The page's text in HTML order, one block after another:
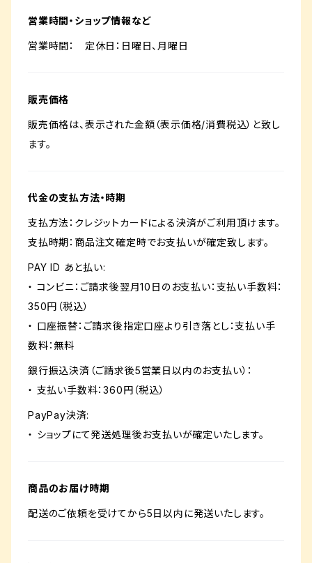
営業時間・ショップ情報など
営業時間： 定休日：日曜日、月曜日
販売価格
販売価格は、表示された金額（表示価格/消費税込）と致し
ます。
代金の支払方法・時期
支払方法：クレジットカードによる決済がご利用頂けます。
支払時期：商品注文確定時でお支払いが確定致します。
PAY ID あと払い:
・ コンビニ：ご請求後翌月10日のお支払い：支払い手数料：
350円（税込）
・ 口座振替：ご請求後指定口座より引き落とし：支払い手
数料：無料
銀行振込決済（ご請求後5営業日以内のお支払い）：
・ 支払い手数料：360円（税込）
PayPay決済:
・ ショップにて発送処理後お支払いが確定いたします。
商品のお届け時期
配送のご依頼を受けてから5日以内に発送いたします。